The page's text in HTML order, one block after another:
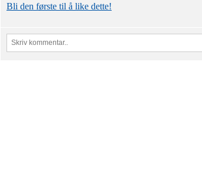
Bli den første til å like dette!